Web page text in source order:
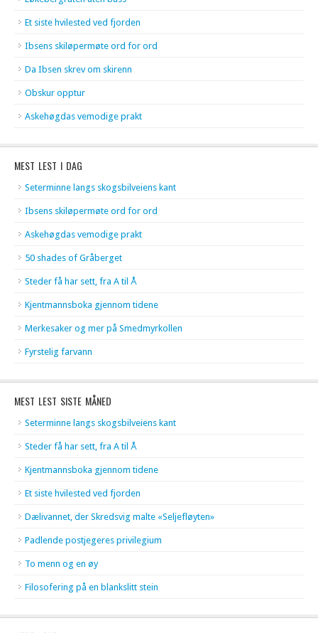
Et siste hvilested ved fjorden
Ibsens skiløpermøte ord for ord
Da Ibsen skrev om skirenn
Obskur opptur
Askehøgdas vemodige prakt
MEST LEST I DAG
Seterminne langs skogsbilveiens kant
Ibsens skiløpermøte ord for ord
Askehøgdas vemodige prakt
50 shades of Gråberget
Steder få har sett, fra A til Å
Kjentmannsboka gjennom tidene
Merkesaker og mer på Smedmyrkollen
Fyrstelig farvann
MEST LEST SISTE MÅNED
Seterminne langs skogsbilveiens kant
Steder få har sett, fra A til Å
Kjentmannsboka gjennom tidene
Et siste hvilested ved fjorden
Dælivannet, der Skredsvig malte «Seljefløyten»
Padlende postjegeres privilegium
To menn og en øy
Filosofering på en blankslitt stein